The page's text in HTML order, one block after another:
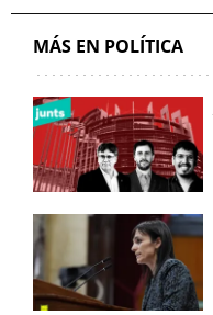
MÁS EN POLÍTICA